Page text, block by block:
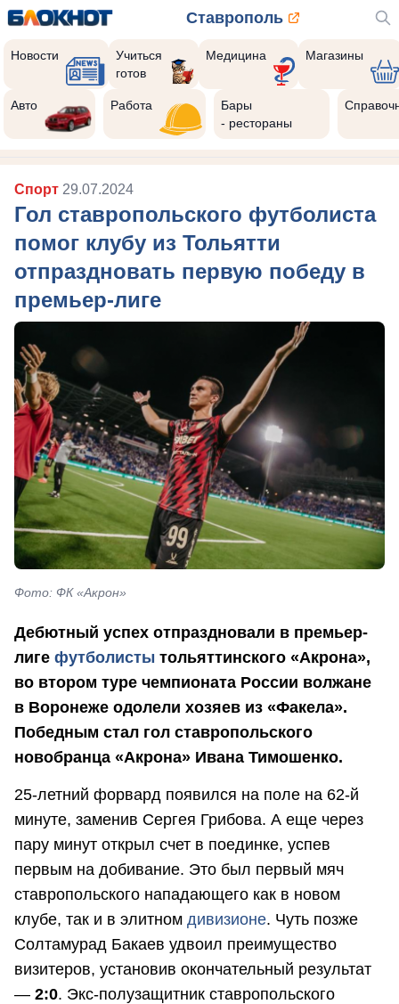
Ставрополь
Новости
Учиться
готов
Медицина Магазины
Авто Работа
Бары
- рестораны
Спорт 29.07.2024
Гол ставропольского футболиста
помог клубу из Тольятти
отпраздновать первую победу в
премьер-лиге
Фото: ФК «Акрон»
Дебютный успех отпраздновали в премьер-
лиге футболисты тольяттинского «Акрона»,
во втором туре чемпионата России волжане
в Воронеже одолели хозяев из «Факела».
Победным стал гол ставропольского
новобранца «Акрона» Ивана Тимошенко.
25-летний форвард появился на поле на 62-й
минуте, заменив Сергея Грибова. А еще через
пару минут открыл счет в поединке, успев
первым на добивание. Это был первый мяч
ставропольского нападающего как в новом
клубе, так и в элитном дивизионе. Чуть позже
Солтамурад Бакаев удвоил преимущество
визитеров, установив окончательный результат
— 2:0. Экс-полузащитник ставропольского